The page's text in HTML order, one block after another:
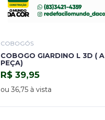
COBOGÓS
COBOGO GIARDINO L 3D ( A
PEÇA)
R$ 39,95
ou 36,75 à vistaCOMPRAR